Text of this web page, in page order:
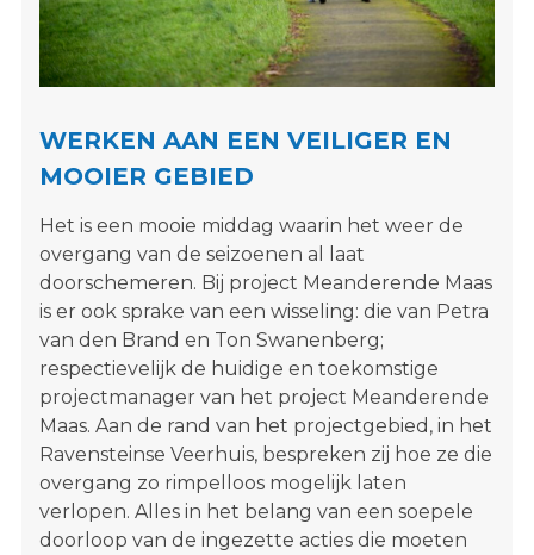
WERKEN AAN EEN VEILIGER EN
MOOIER GEBIED
Het is een mooie middag waarin het weer de
overgang van de seizoenen al laat
doorschemeren. Bij project Meanderende Maas
is er ook sprake van een wisseling: die van Petra
van den Brand en Ton Swanenberg;
respectievelijk de huidige en toekomstige
projectmanager van het project Meanderende
Maas. Aan de rand van het projectgebied, in het
Ravensteinse Veerhuis, bespreken zij hoe ze die
overgang zo rimpelloos mogelijk laten
verlopen. Alles in het belang van een soepele
doorloop van de ingezette acties die moeten